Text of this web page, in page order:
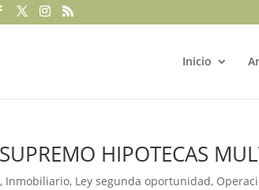
Inicio
HIPOTECAS
, Inmobiliario, Ley segunda oportunidad,